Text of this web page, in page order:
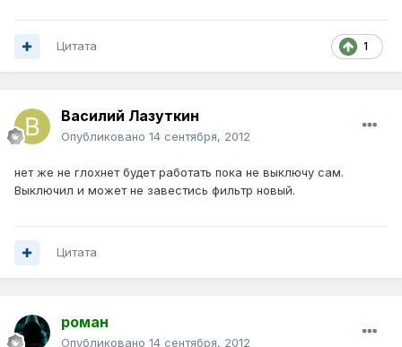
1
Цитата
Василий Лазуткин
Опубликовано 14 сентября, 2012
нет же не глохнет будет работать пока не выключу сам.
Выключил и может не завестись фильтр новый.
Цитата
роман
Опубликовано 14 сентября, 2012